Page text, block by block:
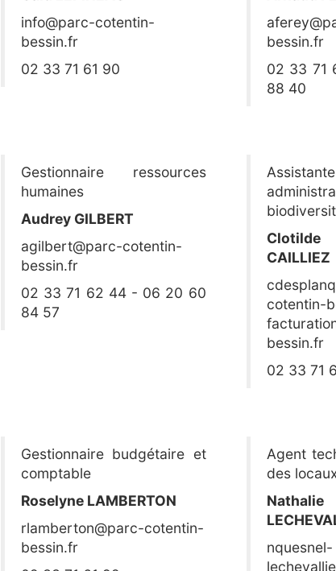
info@parc-cotentin-
bessin.fr
02 33 71 61 90
bessin.fr
02 33 71
88 40
Gestionnaire ressources
humaines
Audrey GILBERT
agilbert@parc-cotentin-
bessin.fr
02 33 71 62 44 - 06 20 60
84 57
Clotilde
CAILLIEZ
cotentin-
bessin.fr
02 33 71
Gestionnaire budgétaire et
comptable
Roselyne LAMBERTON
rlamberton@parc-cotentin-
bessin.fr
Agent
des
nquesnel-